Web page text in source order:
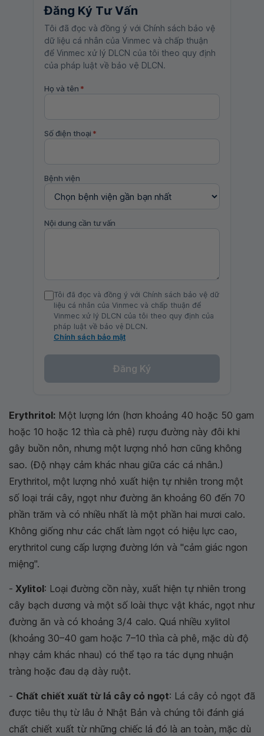
Đăng Ký Tư Vấn
Tôi đã đọc và đồng ý với Chính sách bảo vệ
dữ liệu cá nhân của Vinmec và chấp thuận
để Vinmec xử lý DLCN của tôi theo quy định
của pháp luật về bảo vệ DLCN.
Họ và tên *
Số điện thoại *
Bệnh viện
Nội dung cần tư vấn
Tôi đã đọc và đồng ý với Chính sách bảo vệ dữ
liệu cá nhân của Vinmec và chấp thuận để
Vinmec xử lý DLCN của tôi theo quy định của
pháp luật về bảo vệ DLCN.
Chính sách bảo mật
Đăng Ký
Erythritol: Một lượng lớn (hơn khoảng 40 hoặc 50 gam
hoặc 10 hoặc 12 thìa cà phê) rượu đường này đôi khi
gây buồn nôn, nhưng một lượng nhỏ hơn cũng không
sao. (Độ nhạy cảm khác nhau giữa các cá nhân.)
Erythritol, một lượng nhỏ xuất hiện tự nhiên trong một
số loại trái cây, ngọt như đường ăn khoảng 60 đến 70
phần trăm và có nhiều nhất là một phần hai mươi calo.
Không giống như các chất làm ngọt có hiệu lực cao,
erythritol cung cấp lượng đường lớn và "cảm giác ngon
miệng".
- Xylitol: Loại đường cồn này, xuất hiện tự nhiên trong
cây bạch dương và một số loài thực vật khác, ngọt như
đường ăn và có khoảng 3/4 calo. Quá nhiều xylitol
(khoảng 30–40 gam hoặc 7–10 thìa cà phê, mặc dù độ
nhạy cảm khác nhau) có thể tạo ra tác dụng nhuận
tràng hoặc đau dạ dày ruột.
- Chất chiết xuất từ ​​lá cây cỏ ngọt: Lá cây cỏ ngọt đã
được tiêu thụ từ lâu ở Nhật Bản và chúng tôi đánh giá
chất chiết xuất từ ​​những chiếc lá đó là an toàn, mặc dù